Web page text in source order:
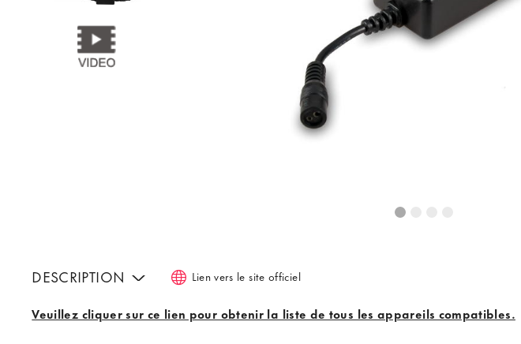
DESCRIPTION
Veuillez cliquer sur ce lien pour obtenir la liste de tous les appareils compatibles.
Lien vers le site officiel